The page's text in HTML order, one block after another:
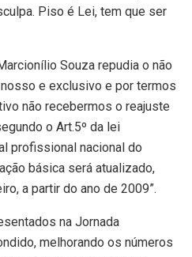
Piso é Lei, tem que ser
Souza repudia o não
e exclusivo e por termos
não recebermos o reajuste
o Art.5º da lei
profissional nacional do
básica será atualizado,
a partir do ano de 2009”.
na Jornada
melhorando os números